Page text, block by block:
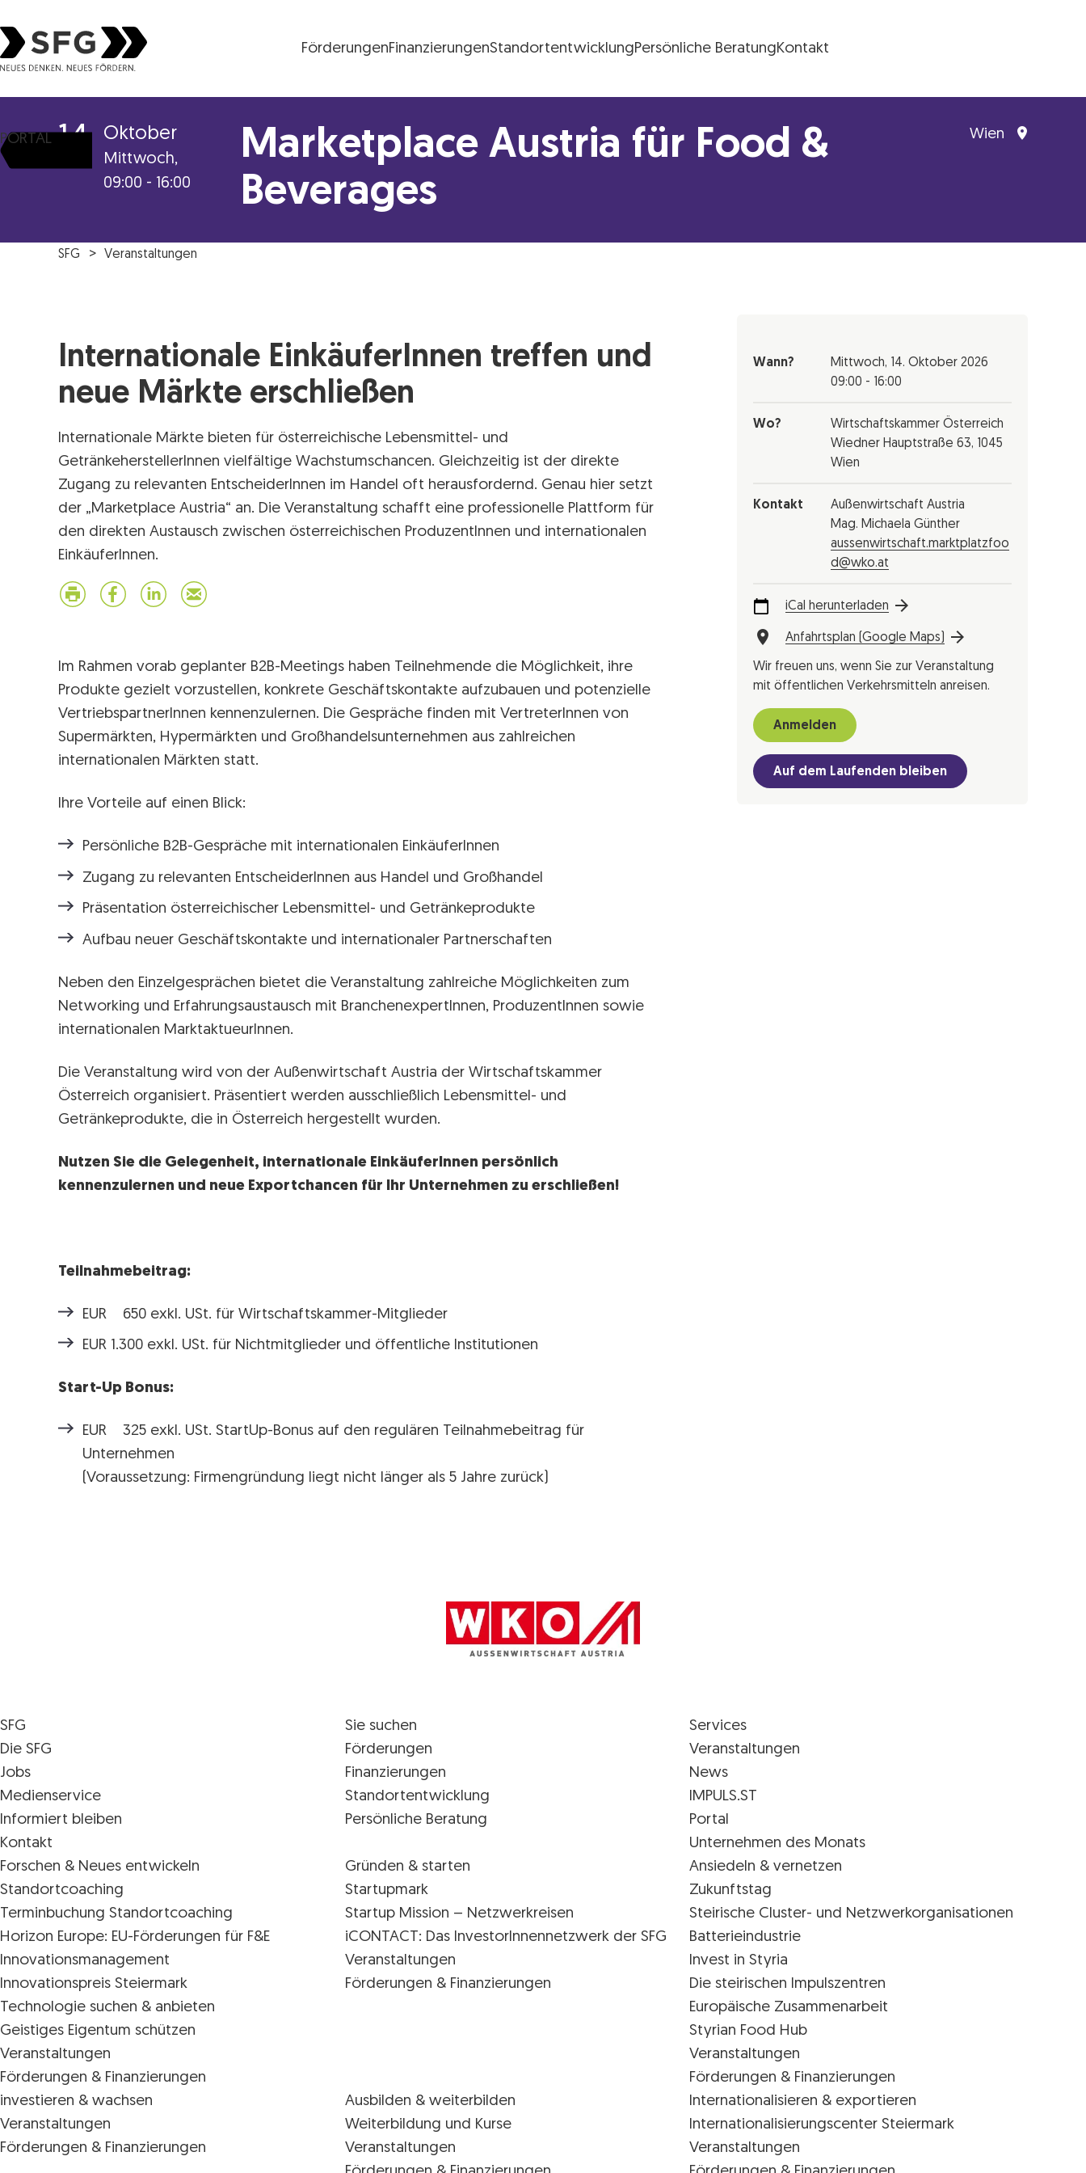
FörderungenFinanzierungenStandortentwicklungPersönliche BeratungKontakt
PORTAL 14 Oktober
Mittwoch,
09:00 - 16:00
Marketplace Austria für Food &
Beverages
Wien
SFG Veranstaltungen
Internationale EinkäuferInnen treffen und
neue Märkte erschließen
Internationale Märkte bieten für österreichische Lebensmittel- und
GetränkeherstellerInnen vielfältige Wachstumschancen. Gleichzeitig ist der direkte
Zugang zu relevanten EntscheiderInnen im Handel oft herausfordernd. Genau hier setzt
der „Marketplace Austria“ an. Die Veranstaltung schafft eine professionelle Plattform für
den direkten Austausch zwischen österreichischen ProduzentInnen und internationalen
EinkäuferInnen.
Im Rahmen vorab geplanter B2B-Meetings haben Teilnehmende die Möglichkeit, ihre
Produkte gezielt vorzustellen, konkrete Geschäftskontakte aufzubauen und potenzielle
VertriebspartnerInnen kennenzulernen. Die Gespräche finden mit VertreterInnen von
Supermärkten, Hypermärkten und Großhandelsunternehmen aus zahlreichen
internationalen Märkten statt.
Ihre Vorteile auf einen Blick:
Persönliche B2B-Gespräche mit internationalen EinkäuferInnen
Zugang zu relevanten EntscheiderInnen aus Handel und Großhandel
Präsentation österreichischer Lebensmittel- und Getränkeprodukte
Aufbau neuer Geschäftskontakte und internationaler Partnerschaften
Neben den Einzelgesprächen bietet die Veranstaltung zahlreiche Möglichkeiten zum
Networking und Erfahrungsaustausch mit BranchenexpertInnen, ProduzentInnen sowie
internationalen MarktaktueurInnen.
Die Veranstaltung wird von der Außenwirtschaft Austria der Wirtschaftskammer
Österreich organisiert. Präsentiert werden ausschließlich Lebensmittel- und
Getränkeprodukte, die in Österreich hergestellt wurden.
Nutzen Sie die Gelegenheit, internationale EinkäuferInnen persönlich
kennenzulernen und neue Exportchancen für Ihr Unternehmen zu erschließen!
Teilnahmebeitrag:
EUR 650 exkl. USt. für Wirtschaftskammer-Mitglieder
EUR 1.300 exkl. USt. für Nichtmitglieder und öffentliche Institutionen
Start-Up Bonus:
EUR 325 exkl. USt. StartUp-Bonus auf den regulären Teilnahmebeitrag für
Unternehmen
(Voraussetzung: Firmengründung liegt nicht länger als 5 Jahre zurück)
Wann? Mittwoch,
14. Oktober 2026
09:00 - 16:00
Wo?
Wirtschaftskammer Österreich
Wiedner Hauptstraße 63, 1045
Wien
Kontakt
Außenwirtschaft Austria
Mag. Michaela Günther
aussenwirtschaft.marktplatzfoo
d@wko.at
iCal herunterladen
Anfahrtsplan (Google Maps)
Wir freuen uns, wenn Sie zur Veranstaltung
mit öffentlichen Verkehrsmitteln anreisen.
Anmelden
Auf dem Laufenden bleiben
SFG
Die SFG
Jobs
Medienservice
Informiert bleiben
Kontakt
Sie suchen
Förderungen
Finanzierungen
Standortentwicklung
Persönliche Beratung
Services
Veranstaltungen
News
IMPULS.ST
Portal
Unternehmen des Monats
Forschen & Neues entwickeln
Standortcoaching
Terminbuchung Standortcoaching
Horizon Europe: EU-Förderungen für F&E
Innovations­management
Innovationspreis Steiermark
Technologie suchen & anbieten
Geistiges Eigentum schützen
Veranstaltungen
Förderungen & Finanzierungen
Gründen & starten
Startupmark
Startup Mission – Netzwerkreisen
iCONTACT: Das InvestorInnennetzwerk der SFG
Veranstaltungen
Förderungen & Finanzierungen
Ansiedeln & vernetzen
Zukunftstag
Steirische Cluster- und Netzwerkorganisationen
Batterieindustrie
Invest in Styria
Die steirischen Impulszentren
Europäische Zusammenarbeit
Styrian Food Hub
Veranstaltungen
Förderungen & Finanzierungen
investieren & wachsen
Veranstaltungen
Förderungen & Finanzierungen
Ausbilden & weiterbilden
Weiterbildung und Kurse
Veranstaltungen
Internationalisieren & exportieren
Internationalisierungscenter Steiermark
Veranstaltungen